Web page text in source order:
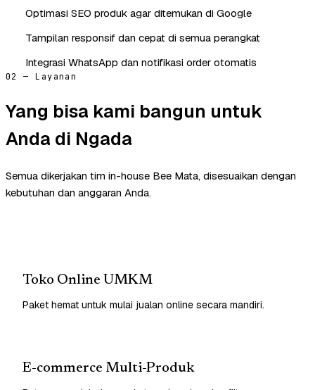
Optimasi SEO produk agar ditemukan di Google
Tampilan responsif dan cepat di semua perangkat
Integrasi WhatsApp dan notifikasi order otomatis
02 — Layanan
Yang bisa kami bangun untuk
Anda di Ngada
Semua dikerjakan tim in-house Bee Mata, disesuaikan dengan
kebutuhan dan anggaran Anda.
Toko Online UMKM
Paket hemat untuk mulai jualan online secara mandiri.
E-commerce Multi-Produk